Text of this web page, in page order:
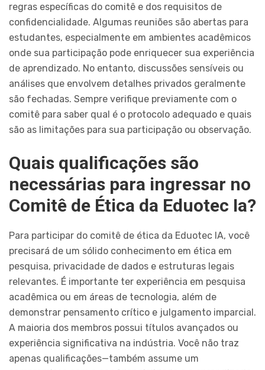
regras específicas do comitê e dos requisitos de
confidencialidade. Algumas reuniões são abertas para
estudantes, especialmente em ambientes acadêmicos
onde sua participação pode enriquecer sua experiência
de aprendizado. No entanto, discussões sensíveis ou
análises que envolvem detalhes privados geralmente
são fechadas. Sempre verifique previamente com o
comitê para saber qual é o protocolo adequado e quais
são as limitações para sua participação ou observação.
Quais qualificações são
necessárias para ingressar no
Comitê de Ética da Eduotec Ia?
Para participar do comitê de ética da Eduotec IA, você
precisará de um sólido conhecimento em ética em
pesquisa, privacidade de dados e estruturas legais
relevantes. É importante ter experiência em pesquisa
acadêmica ou em áreas de tecnologia, além de
demonstrar pensamento crítico e julgamento imparcial.
A maioria dos membros possui títulos avançados ou
experiência significativa na indústria. Você não traz
apenas qualificações—também assume um